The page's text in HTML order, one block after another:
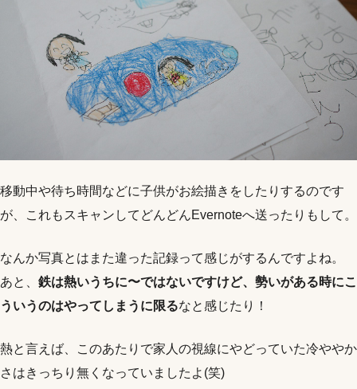
移動中や待ち時間などに子供がお絵描きをしたりするのです
が、これもスキャンしてどんどんEvernoteへ送ったりもして。
なんか写真とはまた違った記録って感じがするんですよね。
あと、 鉄は熱いうちに〜ではないですけど、勢いがある時にこ
ういうのはやってしまうに限るなと感じたり！
熱と言えば、このあたりで家人の視線にやどっていた冷ややか
さはきっちり無くなっていましたよ(笑)